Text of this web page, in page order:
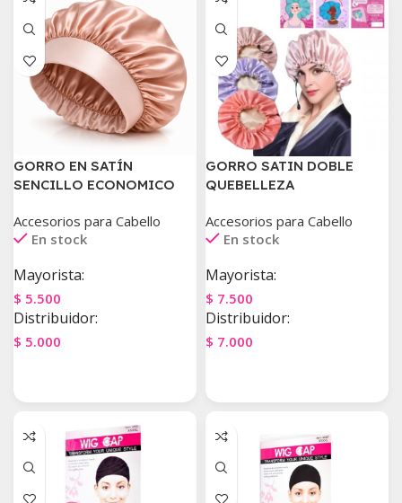
GORRO EN SATÍN
SENCILLO ECONOMICO
Accesorios para Cabello
En stock
Mayorista:
$ 5.500
Distribuidor:
$ 5.000
GORRO SATIN DOBLE
QUEBELLEZA
Accesorios para Cabello
En stock
Mayorista:
$ 7.500
Distribuidor:
$ 7.000